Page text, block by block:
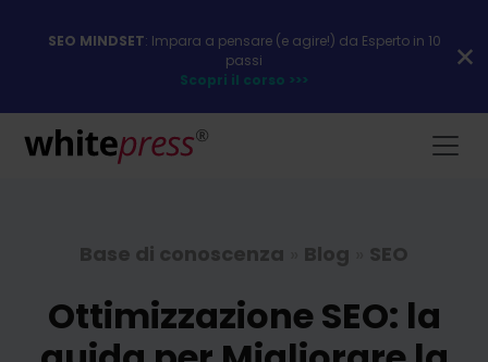
SEO MINDSET: Impara a pensare (e agire!) da Esperto in 10
passi
Scopri il corso >>>
Base di conoscenza Blog SEO
Ottimizzazione SEO: la